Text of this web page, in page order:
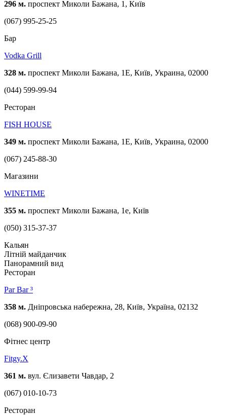
296 м. проспект Миколи Бажана, 1, Київ
(067) 995-25-25
Бар
Vodka Grill
328 м. проспект Миколи Бажана, 1Е, Київ, Украина, 02000
(044) 599-99-94
Ресторан
FISH HOUSE
349 м. проспект Миколи Бажана, 1Е, Київ, Украина, 02000
(067) 245-88-30
Магазини
WINETIME
355 м. проспект Миколи Бажана, 1е, Київ
(050) 315-37-37
Кальян
Літній майданчик
Панорамний вид
Ресторан
Par Bar ³
358 м. Дніпровська набережна, 28, Київ, Україна, 02132
(068) 900-09-90
Фітнес центр
Fitgy.X
361 м. вул. Єлизавети Чавдар, 2
(067) 010-10-73
Ресторан